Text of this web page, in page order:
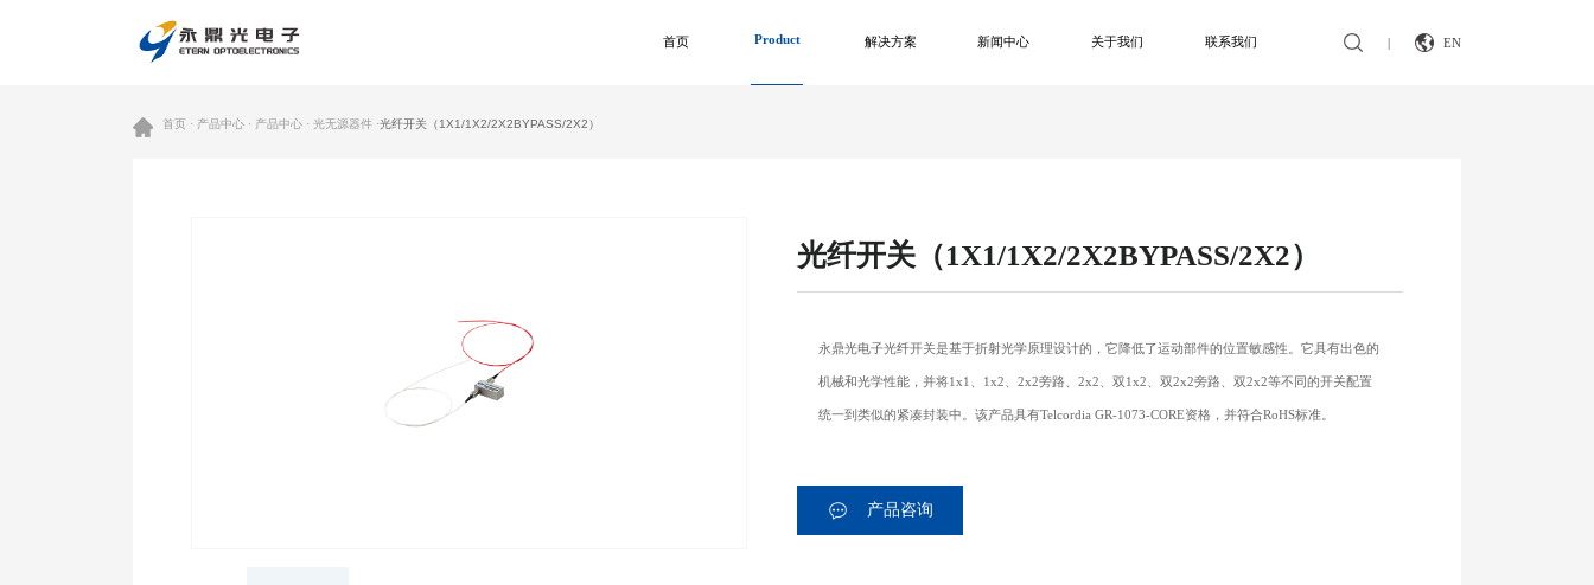
首页 Product 解决方案 新闻中心 关于我们 联系我们 | EN
首页 · 产品中心 · 产品中心 · 光无源器件 ·光纤开关（1X1/1X2/2X2BYPASS/2X2）
光纤开关（1X1/1X2/2X2BYPASS/2X2）
永鼎光电子光纤开关是基于折射光学原理设计的，它降低了运动部件的位置敏感性。它具有出色的
机械和光学性能，并将1x1、1x2、2x2旁路、2x2、双1x2、双2x2旁路、双2x2等不同的开关配置
统一到类似的紧凑封装中。该产品具有Telcordia GR-1073-CORE资格，并符合RoHS标准。
产品咨询